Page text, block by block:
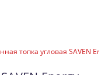
топка угловая SAVEN